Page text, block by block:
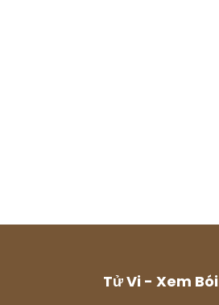
Tử Vi - Xem Bói